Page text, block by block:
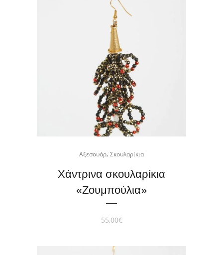
Αξεσουάρ, Σκουλαρίκια
Χάντρινα σκουλαρίκια
«Zoυμπούλια»
55,00€